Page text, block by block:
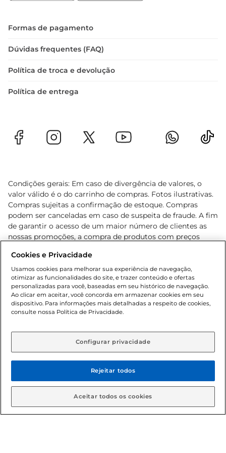
realizar a limpeza com um pano úmido. Assim,
bonito e em bom estado, pronto para embelezar
Formas de pagamento
Dúvidas frequentes (FAQ)
Política de troca e devolução
Política de entrega
Condições gerais: Em caso de divergência de valores, o
valor válido é o do carrinho de compras. Fotos ilustrativas.
Compras sujeitas a confirmação de estoque. Compras
podem ser canceladas em caso de suspeita de fraude. A fim
de garantir o acesso de um maior número de clientes as
nossas promoções, a compra de produtos com preços
cliente. Os preços, ofertas e condições são exclusivos para
o e-commerce e válidos durante o dia de hoje, podendo
sofrer alterações sem prévia notificação. Proibida a venda
de bebidas alcoólicas para menores de 18 anos, conforme
Lei n.º 8069/90, art. 81, inciso II (Estatuto da Criança e do
Adolescente). Preços e condições exclusivos para o
aviso prévio. O valor mínimo para as compras on-line é de
© 2026 Copyright. Todos os direitos
reservados Gbarbosa.
Cookies e Privacidade
Usamos cookies para melhorar sua experiência de navegação,
otimizar as funcionalidades do site, e trazer conteúdo e ofertas
personalizadas para você, baseadas em seu histórico de navegação.
Ao clicar em aceitar, você concorda em armazenar cookies em seu
dispositivo. Para informações mais detalhadas a respeito de cookies,
consulte nossa Política de Privacidade.
Configurar privacidade
Rejeitar todos
Aceitar todos os cookies